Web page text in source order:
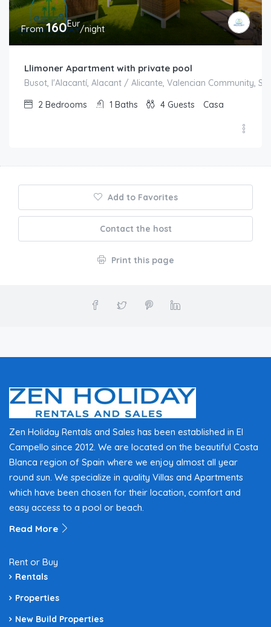
From160Eur/night
Llimoner Apartment with private pool
Busot, l'Alacantí, Alacant / Alicante, Valencian Community,
2 Bedrooms 1 Baths 4 Guests Casa
Add to Favorites
Contact the host
Print this page
Zen Holiday Rentals and Sales has been established in El
Campello since 2012. We are located on the beautiful Costa
Blanca region of Spain where we enjoy almost all year
round sun. We specialize in quality Villas and Apartments
which have been chosen for their location, comfort and
easy access to a pool or beach.
Read More
Rent or Buy
Rentals
Properties
New Build Properties